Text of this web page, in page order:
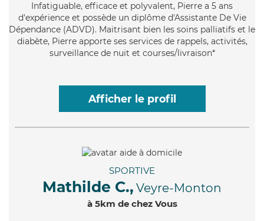
Infatiguable, efficace et polyvalent, Pierre a 5 ans
d'expérience et possède un diplôme d'Assistante De Vie
Dépendance (ADVD). Maitrisant bien les soins palliatifs et le
diabète, Pierre apporte ses services de rappels, activités,
surveillance de nuit et courses/livraison*
Afficher le profil
SPORTIVE
Mathilde C., Veyre-Monton
à 5km de chez Vous